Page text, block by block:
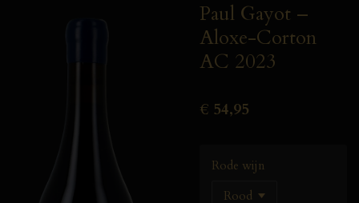
Paul Gayot –
Aloxe-Corton
AC 2023
€ 54,95
Rode wijn